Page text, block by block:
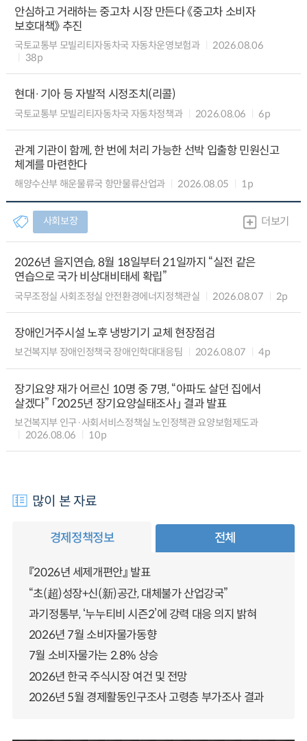
안심하고 거래하는 중고차 시장 만든다 《중고차 소비자
보호대책》 추진
국토교통부 모빌리티자동차국 자동차운영보험과
2026.08.06
38p
현대·기아 등 자발적 시정조치(리콜)
국토교통부 모빌리티자동차국 자동차정책과 2026.08.06 6p
관계 기관이 함께, 한 번에 처리 가능한 선박 입출항 민원신고
체계를 마련한다
해양수산부 해운물류국 항만물류산업과 2026.08.05 1p
사회보장 더보기
2026년 을지연습, 8월 18일부터 21일까지 “실전 같은
연습으로 국가 비상대비태세 확립”
국무조정실 사회조정실 안전환경에너지정책관실 2026.08.07 2p
장애인거주시설 노후 냉방기기 교체 현장점검
보건복지부 장애인정책국 장애인학대대응팀 2026.08.07 4p
장기요양 재가 어르신 10명 중 7명, “아파도 살던 집에서
살겠다” 「2025년 장기요양실태조사」 결과 발표
보건복지부 인구·사회서비스정책실 노인정책관 요양보험제도과
2026.08.06
10p
많이 본 자료
경제정책정보 전체
『2026년 세제개편안』 발표
“초(超)성장+신(新)공간, 대체불가 산업강국”
과기정통부, ‘누누티비 시즌2’에 강력 대응 의지 밝혀
2026년 7월 소비자물가동향
7월 소비자물가는 2.8% 상승
2026년 한국 주식시장 여건 및 전망
2026년 5월 경제활동인구조사 고령층 부가조사 결과